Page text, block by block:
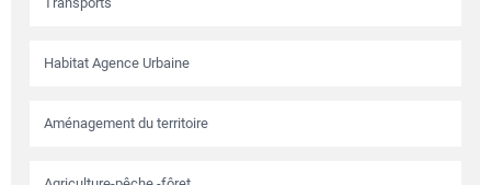
Habitat Agence Urbaine
Aménagement du territoire